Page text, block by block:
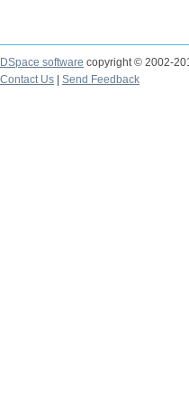
DSpace software copyright © 2002-
Contact Us
Send Feedback